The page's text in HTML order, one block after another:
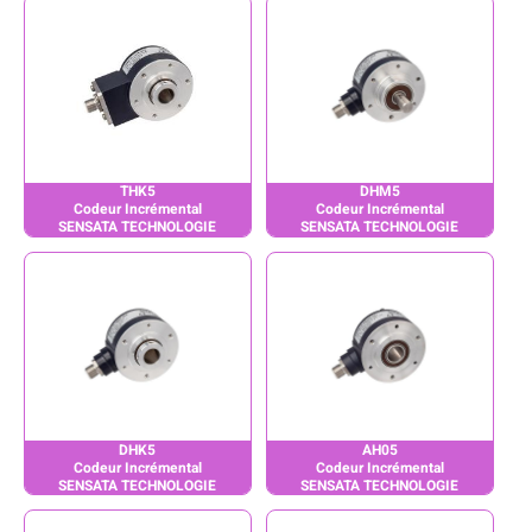
THK5
Codeur Incrémental
SENSATA TECHNOLOGIE
DHM5
Codeur Incrémental
SENSATA TECHNOLOGIE
DHK5
Codeur Incrémental
SENSATA TECHNOLOGIE
AH05
Codeur Incrémental
SENSATA TECHNOLOGIE